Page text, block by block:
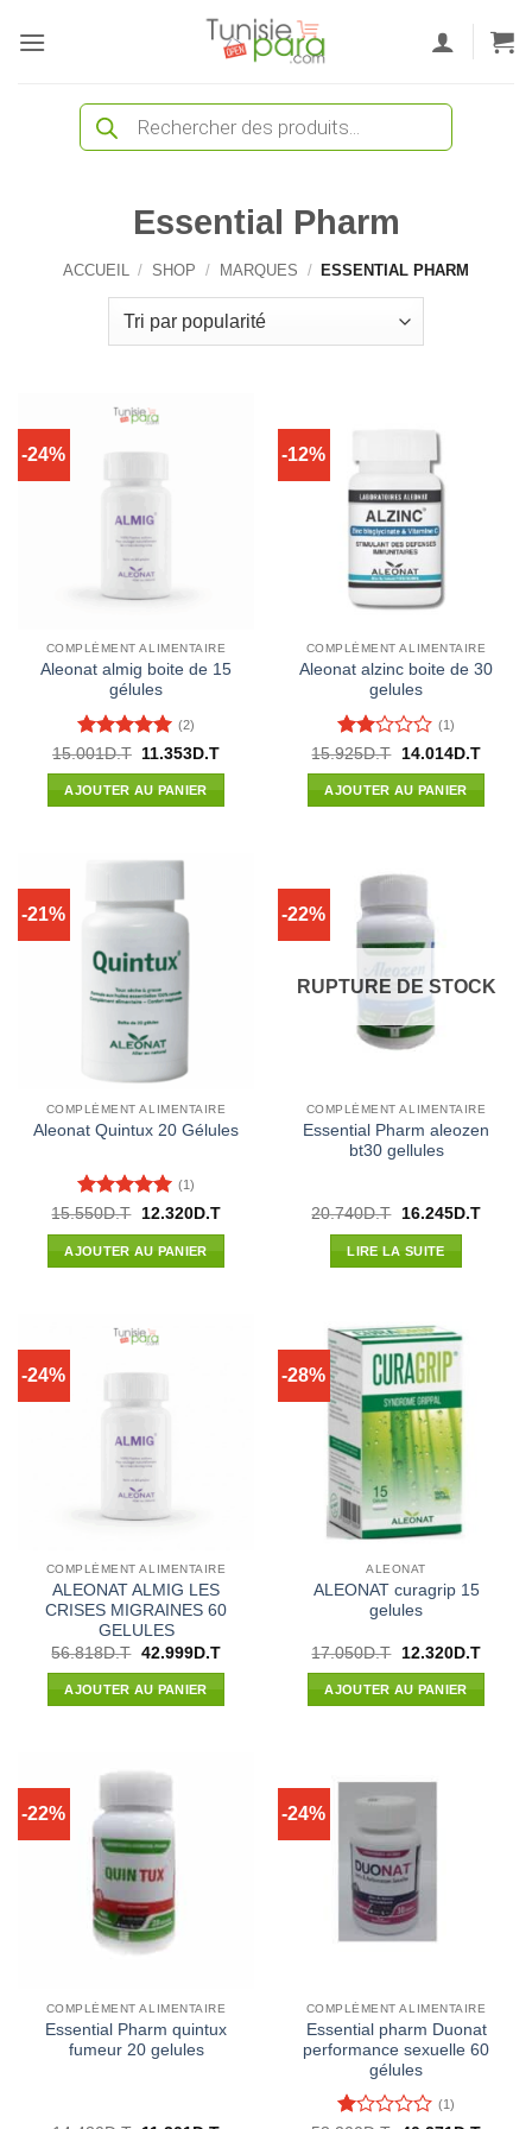
Recherche
produits
Essential Pharm
ACCUEIL / SHOP / MARQUES / ESSENTIAL PHARM
-24%
COMPLÉMENT ALIMENTAIRE
Aleonat almig boite de 15
gélules
Note5 sur
5
(2)
15.001D.T
Le
initial
était :
11.353D.TLe
AJOUTER AU PANIER
-12%
COMPLÉMENT ALIMENTAIRE
Aleonat alzinc boite de 30
gelules
Note
2
sur
5
(1)
15.925D.T
Le
initial
était :
14.014D.TLe
AJOUTER AU PANIER
-21%
COMPLÉMENT ALIMENTAIRE
Aleonat Quintux 20 Gélules
Note5 sur
5
(1)
15.550D.T
Le
initial
était :
12.320D.TLe
AJOUTER AU PANIER
-22%
RUPTURE DE STOCK
COMPLÉMENT ALIMENTAIRE
Essential Pharm aleozen
bt30 gellules
20.740D.T
Le
initial
était :
16.245D.TLe
LIRE LA SUITE
-24%
COMPLÉMENT ALIMENTAIRE
ALEONAT ALMIG LES
CRISES MIGRAINES 60
GELULES
56.818D.T Le
initial
était :
42.999D.TLe
AJOUTER AU PANIER
-28%
ALEONAT
ALEONAT curagrip 15
gelules
17.050D.T
Le
initial
était :
12.320D.TLe
AJOUTER AU PANIER
-22%
COMPLÉMENT ALIMENTAIRE
Essential Pharm quintux
fumeur 20 gelules
-24%
COMPLÉMENT ALIMENTAIRE
Essential pharm Duonat
performance sexuelle 60
gélules
(1)